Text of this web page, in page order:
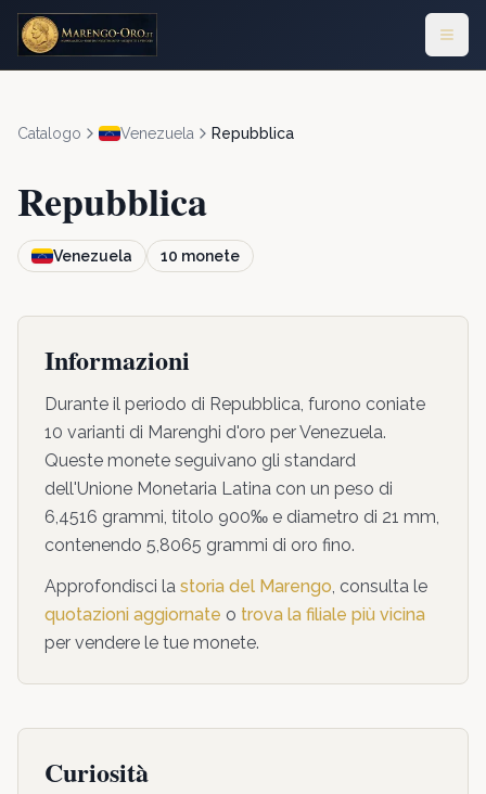
Catalogo Venezuela Repubblica
Repubblica
Venezuela 10 monete
Informazioni
Durante il periodo di Repubblica, furono coniate
10 varianti di Marenghi d'oro per Venezuela.
Queste monete seguivano gli standard
dell'Unione Monetaria Latina con un peso di
6,4516 grammi, titolo 900‰ e diametro di 21 mm,
contenendo 5,8065 grammi di oro fino.
Approfondisci la storia del Marengo, consulta le
quotazioni aggiornate o trova la filiale più vicina
per vendere le tue monete.
Curiosità